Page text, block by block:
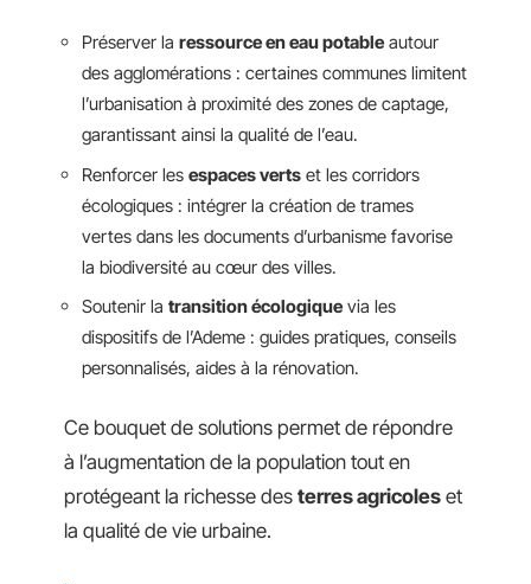
Préserver la ressource en eau potable autour
des agglomérations : certaines communes limitent
l’urbanisation à proximité des zones de captage,
garantissant ainsi la qualité de l’eau.
Renforcer les espaces verts et les corridors
écologiques : intégrer la création de trames
vertes dans les documents d’urbanisme favorise
la biodiversité au cœur des villes.
Soutenir la transition écologique via les
dispositifs de l’Ademe : guides pratiques, conseils
personnalisés, aides à la rénovation.
Ce bouquet de solutions permet de répondre
à l’augmentation de la population tout en
protégeant la richesse des terres agricoles et
la qualité de vie urbaine.